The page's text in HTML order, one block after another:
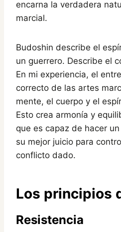
encarna la verdadera
marcial.
Budoshin describe el
un guerrero. Describe el
En mi experiencia, el
correcto de las artes
mente, el cuerpo y el
Esto crea armonía y
que es capaz de hacer
su mejor juicio para
conflicto dado.
Los principios
Resistencia